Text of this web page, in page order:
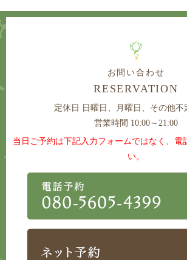
お問い合わせ
RESERVATION
定休日 日曜日、月曜日、その他不
営業時間 10:00～21:00
当日ご予約は下記入力フォームではなく、電
い。